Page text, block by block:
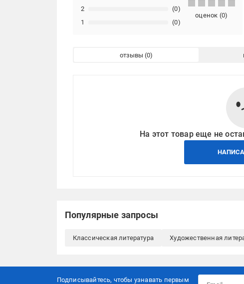
1 (0)
2 (0)
оценок (0)
отзывы
На этот товар еще не
Популярные запросы
Классическая литература Художественная
Подписывайтесь, чтобы узнавать первым